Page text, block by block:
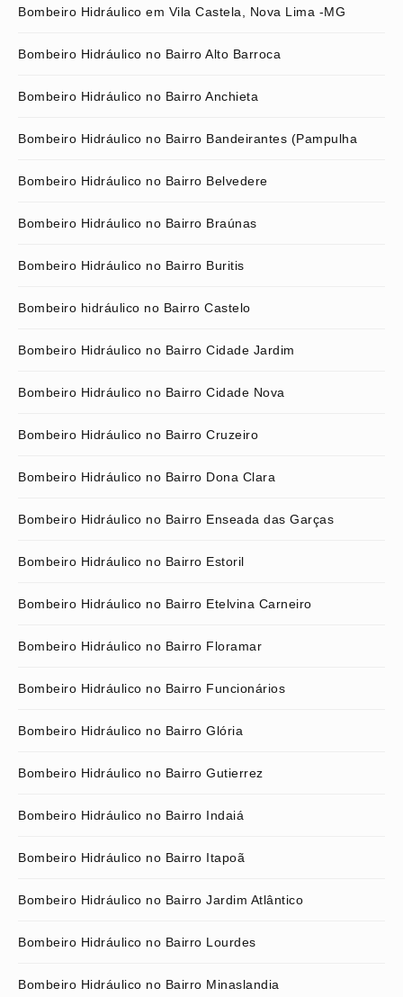
Bombeiro Hidráulico em Vila Castela, Nova Lima -MG
Bombeiro Hidráulico no Bairro Alto Barroca
Bombeiro Hidráulico no Bairro Anchieta
Bombeiro Hidráulico no Bairro Bandeirantes (Pampulha
Bombeiro Hidráulico no Bairro Belvedere
Bombeiro Hidráulico no Bairro Braúnas
Bombeiro Hidráulico no Bairro Buritis
Bombeiro hidráulico no Bairro Castelo
Bombeiro Hidráulico no Bairro Cidade Jardim
Bombeiro Hidráulico no Bairro Cidade Nova
Bombeiro Hidráulico no Bairro Cruzeiro
Bombeiro Hidráulico no Bairro Dona Clara
Bombeiro Hidráulico no Bairro Enseada das Garças
Bombeiro Hidráulico no Bairro Estoril
Bombeiro Hidráulico no Bairro Etelvina Carneiro
Bombeiro Hidráulico no Bairro Floramar
Bombeiro Hidráulico no Bairro Funcionários
Bombeiro Hidráulico no Bairro Glória
Bombeiro Hidráulico no Bairro Gutierrez
Bombeiro Hidráulico no Bairro Indaiá
Bombeiro Hidráulico no Bairro Itapoã
Bombeiro Hidráulico no Bairro Jardim Atlântico
Bombeiro Hidráulico no Bairro Lourdes
Bombeiro Hidráulico no Bairro Minaslandia